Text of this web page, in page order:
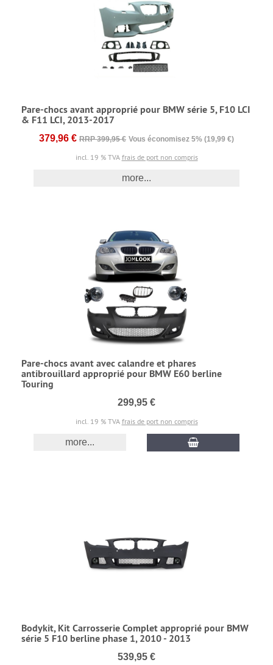
Pare-chocs avant approprié pour BMW série 5, F10 LCI
& F11 LCI, 2013-2017
379,96 € RRP 399,95 € Vous économisez 5% (19,99 €)
incl. 19 % TVA frais de port non compris
more...
Pare-chocs avant avec calandre et phares
antibrouillard approprié pour BMW E60 berline
Touring
299,95 €
incl. 19 % TVA frais de port non compris
more...
Bodykit, Kit Carrosserie Complet approprié pour BMW
série 5 F10 berline phase 1, 2010 - 2013
539,95 €